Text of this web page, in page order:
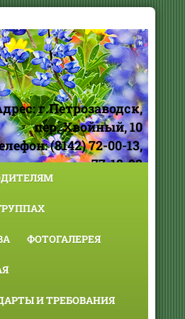
г.Петрозаводск,
пер. Хвойный, 10
(8142) 72-00-13,
77-18-98
ФОТОГАЛЕРЕЯ
И ТРЕБОВАНИЯ